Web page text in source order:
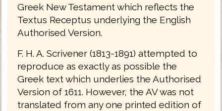
Greek New Testament which reflects the
Textus Receptus underlying the English
Authorised Version.
F. H. A. Scrivener (1813-1891) attempted to
reproduce as exactly as possible the
Greek text which underlies the Authorised
Version of 1611. However, the AV was not
translated from any one printed edition of